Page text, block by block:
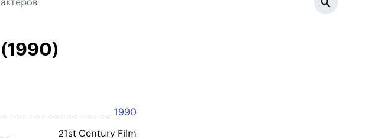
1990
21st Century Film